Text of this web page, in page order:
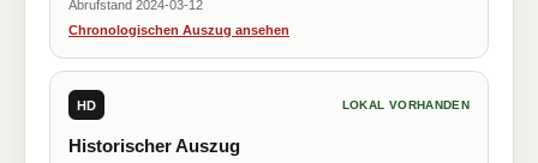
Abrufstand 2024-03-12
Chronologischen Auszug ansehen
HD LOKAL VORHANDEN
Historischer Auszug